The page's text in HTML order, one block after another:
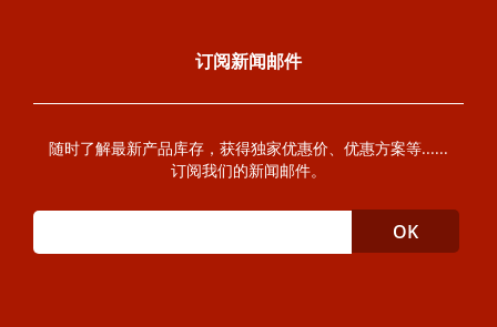
订阅新闻邮件
随时了解最新产品库存，获得独家优惠价、优惠方案等......
订阅我们的新闻邮件。